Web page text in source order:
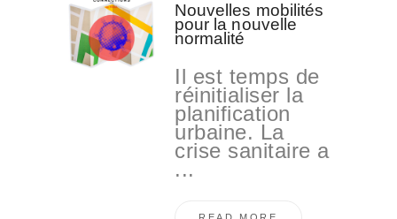
Nouvelles mobilités
pour la nouvelle
normalité
Il est temps de
réinitialiser la
planification
urbaine. La
crise sanitaire a
...